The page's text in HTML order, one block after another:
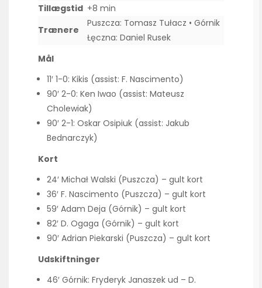
Tillægstid +8 min
Trænere
Puszcza: Tomasz Tułacz • Górnik
Łęczna: Daniel Rusek
Mål
11′ 1-0: Kikis (assist: F. Nascimento)
90′ 2-0: Ken Iwao (assist: Mateusz
Cholewiak)
90′ 2-1: Oskar Osipiuk (assist: Jakub
Bednarczyk)
Kort
24′ Michał Walski (Puszcza) – gult kort
36′ F. Nascimento (Puszcza) – gult kort
59′ Adam Deja (Górnik) – gult kort
82′ D. Ogaga (Górnik) – gult kort
90′ Adrian Piekarski (Puszcza) – gult kort
Udskiftninger
46′ Górnik: Fryderyk Janaszek ud – D.